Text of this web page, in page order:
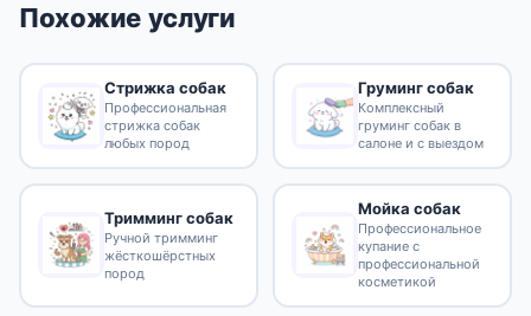
Похожие услуги
Стрижка собак
Профессиональная
стрижка собак
любых пород
Груминг собак
Комплексный
груминг собак в
салоне и с выездом
Тримминг собак
Ручной тримминг
жёсткошёрстных
пород
Мойка собак
Профессиональное
купание с
профессиональной
косметикой